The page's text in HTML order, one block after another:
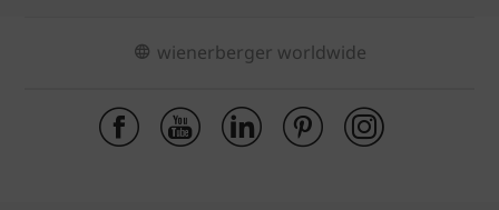
wienerberger worldwide